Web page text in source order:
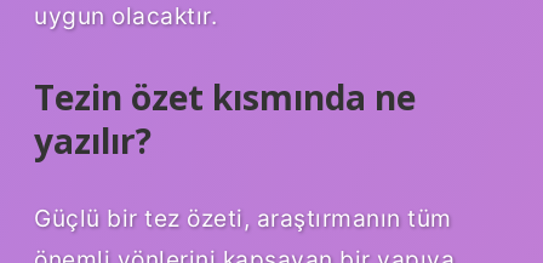
uygun olacaktır.
Tezin özet kısmında ne
yazılır?
Güçlü bir tez özeti, araştırmanın tüm